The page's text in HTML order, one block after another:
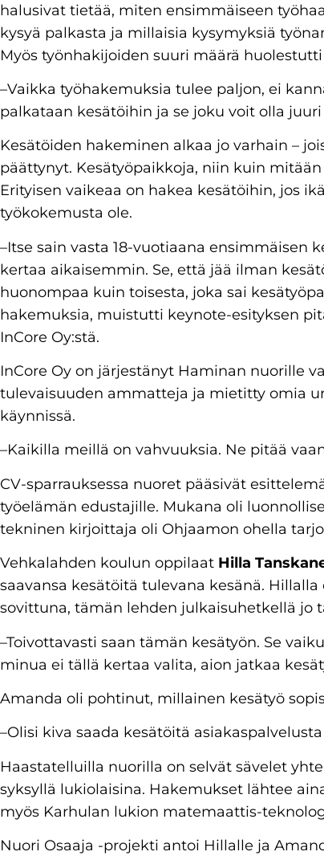
halusivat tietää, miten ensimmäiseen
kysyä palkasta ja millaisia kysymyksiä
Myös työnhakijoiden suuri määrä
–Vaikka työhakemuksia tulee paljon, ei
palkataan kesätöihin ja se joku voit olla
Kesätöiden hakeminen alkaa jo varhain –
päättynyt. Kesätyöpaikkoja, niin kuin
Erityisen vaikeaa on hakea kesätöihin, jos
työkokemusta ole.
–Itse sain vasta 18-vuotiaana ensimmäisen
kertaa aikaisemmin. Se, että jää ilman
huonompaa kuin toisesta, joka sai
hakemuksia, muistutti keynote-esityksen
InCore Oy:stä.
InCore Oy on järjestänyt Haminan nuorille
tulevaisuuden ammatteja ja mietitty omia
käynnissä.
–Kaikilla meillä on vahvuuksia. Ne pitää
CV-sparrauksessa nuoret pääsivät
työelämän edustajille. Mukana oli
tekninen kirjoittaja oli Ohjaamon ohella
Vehkalahden koulun oppilaat Hilla
saavansa kesätöitä tulevana kesänä.
sovittuna, tämän lehden julkaisuhetkellä jo
–Toivottavasti saan tämän kesätyön. Se
minua ei tällä kertaa valita, aion jatkaa
Amanda oli pohtinut, millainen kesätyö
–Olisi kiva saada kesätöitä
Haastatelluilla nuorilla on selvät sävelet
syksyllä lukiolaisina. Hakemukset lähtee
myös Karhulan lukion matemaattis-
Nuori Osaaja -projekti antoi Hillalle ja